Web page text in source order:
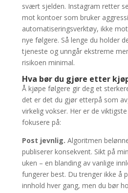
svært sjelden. Instagram retter
mot kontoer som bruker
automatiseringsverktøy, ikke
nye følgere. Så lenge du holder
tjeneste og unngår ekstreme
risikoen minimal.
Hva bør du gjøre etter
Å kjøpe følgere gir deg et
det er det du gjør etterpå som
virkelig vokser. Her er de
fokusere på:
Post jevnlig. Algoritmen
publiserer konsekvent. Sikt på
uken – en blanding av vanlige
fungerer best. Du trenger ikke å
innhold hver gang, men du bør